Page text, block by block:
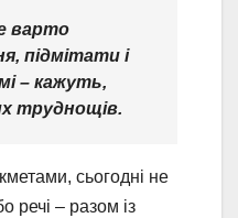
варто
підмітати і
– кажуть,
труднощів.
сьогодні не
речі – разом із